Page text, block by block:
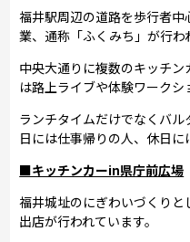
福井駅周辺の道路を歩行者
業、通称「ふくみち」が行わ
中央大通りに複数のキッチ
は路上ライブや体験ワークシ
ランチタイムだけでなくバ
日には仕事帰りの人、休日に
■キッチンカーin県庁前広場
福井城址のにぎわいづくり
出店が行われています。